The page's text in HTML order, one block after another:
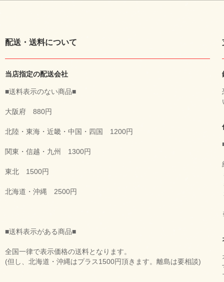
配送・送料について
当店指定の配送会社
■送料表示のない商品■
大阪府 880円
北陸・東海・近畿・中国・四国 1200円
関東・信越・九州 1300円
東北 1500円
北海道・沖縄 2500円
■送料表示がある商品■
全国一律で表示価格の送料となります。
(但し、北海道・沖縄はプラス1500円頂きます。離島は要相談)